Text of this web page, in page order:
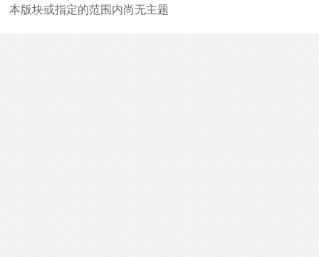
本版块或指定的范围内尚无主题